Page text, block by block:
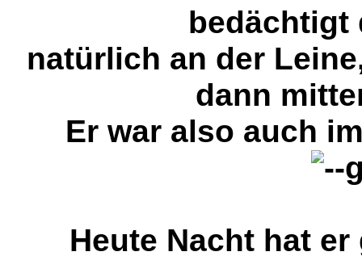
bedächtigt
natürlich an der
dann
Er war also auch
Heute Nacht hat